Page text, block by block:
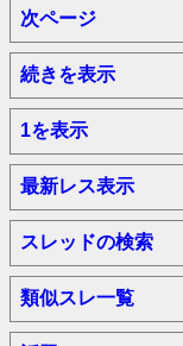
次ページ
続きを表示
1を表示
最新レス表示
スレッドの検索
類似スレ一覧